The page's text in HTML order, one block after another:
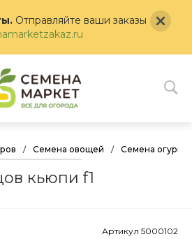
Отправляйте ваши заказы
/ Семена овощей / Семена
кьюпи f1
Артикул 5000102